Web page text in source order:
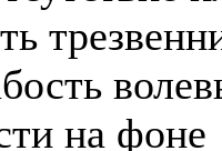
на фоне